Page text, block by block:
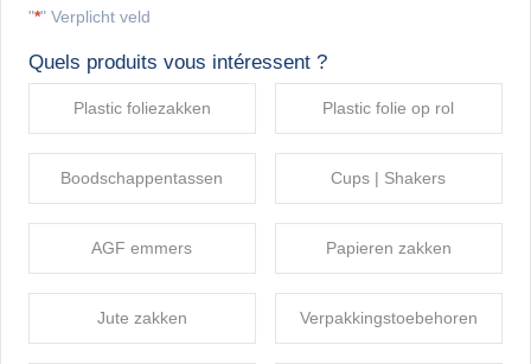
"*" Verplicht veld
Quels produits vous intéressent ?
Plastic foliezakken Plastic folie op rol
Boodschappentassen Cups | Shakers
AGF emmers Papieren zakken
Jute zakken Verpakkingstoebehoren